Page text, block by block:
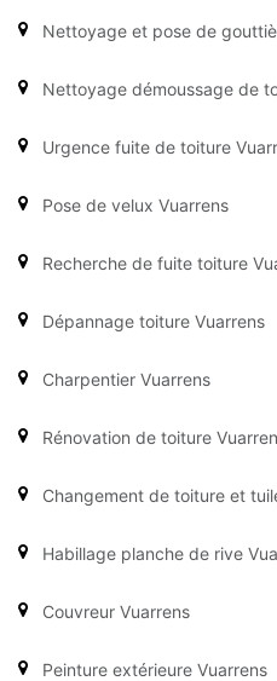
Nettoyage et pose de
Nettoyage démoussage de
Urgence fuite de toiture
Pose de velux Vuarrens
Recherche de fuite toiture
Dépannage toiture Vuarrens
Charpentier Vuarrens
Rénovation de toiture
Changement de toiture et
Habillage planche de rive
Couvreur Vuarrens
Peinture extérieure Vuarrens